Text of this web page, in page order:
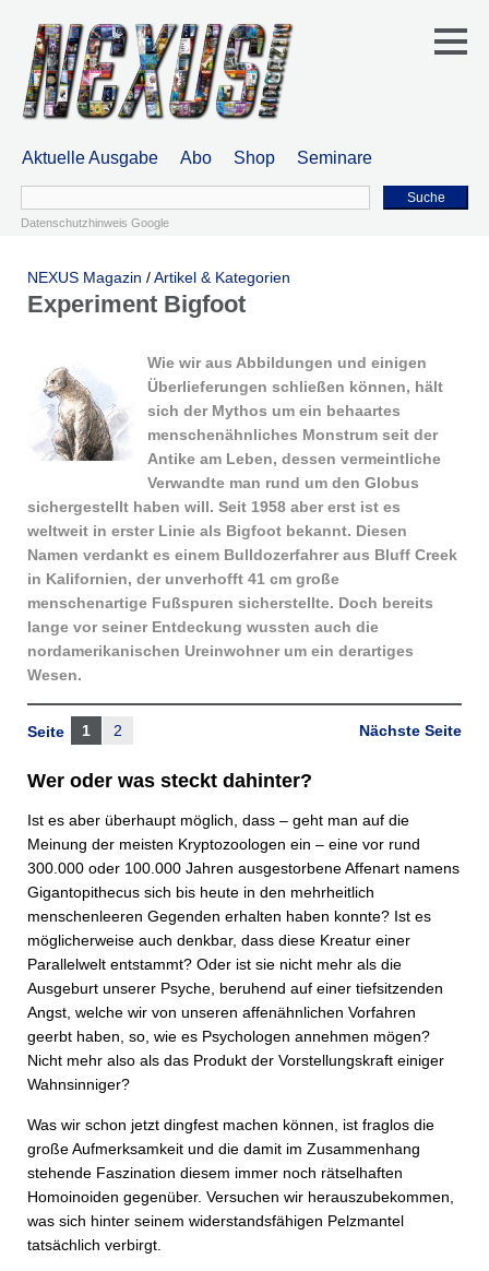
Aktuelle Ausgabe Abo Shop Seminare
Suche
Datenschutzhinweis Google
NEXUS Magazin /Artikel & Kategorien
Experiment Bigfoot
Wie wir aus Abbildungen und einigen
Überlieferungen schließen können, hält
sich der Mythos um ein behaartes
menschenähnliches Monstrum seit der
Antike am Leben, dessen vermeintliche
Verwandte man rund um den Globus
sichergestellt haben will. Seit 1958 aber erst ist es
weltweit in erster Linie als Bigfoot bekannt. Diesen
Namen verdankt es einem Bulldozerfahrer aus Bluff Creek
in Kalifornien, der unverhofft 41 cm große
menschenartige Fußspuren sicherstellte. Doch bereits
lange vor seiner Entdeckung wussten auch die
nordamerikanischen Ureinwohner um ein derartiges
Wesen.
Nächste Seite
Seite 1 2
Wer oder was steckt dahinter?
Ist es aber überhaupt möglich, dass – geht man auf die
Meinung der meisten Kryptozoologen ein – eine vor rund
300.000 oder 100.000 Jahren ausgestorbene Affenart namens
Gigantopithecus sich bis heute in den mehrheitlich
menschenleeren Gegenden erhalten haben konnte? Ist es
möglicherweise auch denkbar, dass diese Kreatur einer
Parallelwelt entstammt? Oder ist sie nicht mehr als die
Ausgeburt unserer Psyche, beruhend auf einer tiefsitzenden
Angst, welche wir von unseren affenähnlichen Vorfahren
geerbt haben, so, wie es Psychologen annehmen mögen?
Nicht mehr also als das Produkt der Vorstellungskraft einiger
Wahnsinniger?
Was wir schon jetzt dingfest machen können, ist fraglos die
große Aufmerksamkeit und die damit im Zusammenhang
stehende Faszination diesem immer noch rätselhaften
Homoinoiden gegenüber. Versuchen wir herauszubekommen,
was sich hinter seinem widerstandsfähigen Pelzmantel
tatsächlich verbirgt.